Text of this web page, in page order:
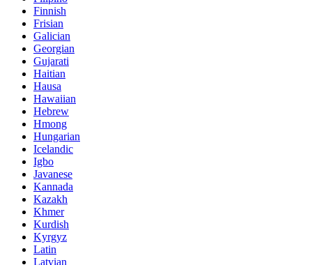
Finnish
Frisian
Galician
Georgian
Gujarati
Haitian
Hausa
Hawaiian
Hebrew
Hmong
Hungarian
Icelandic
Igbo
Javanese
Kannada
Kazakh
Khmer
Kurdish
Kyrgyz
Latin
Latvian